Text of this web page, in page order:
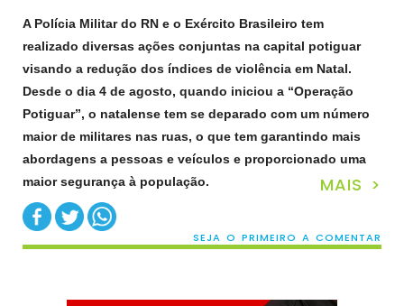
A Polícia Militar do RN e o Exército Brasileiro tem
realizado diversas ações conjuntas na capital potiguar
visando a redução dos índices de violência em Natal.
Desde o dia 4 de agosto, quando iniciou a “Operação
Potiguar”, o natalense tem se deparado com um número
maior de militares nas ruas, o que tem garantindo mais
abordagens a pessoas e veículos e proporcionado uma
maior segurança à população.
MAIS >
SEJA O PRIMEIRO A COMENTAR